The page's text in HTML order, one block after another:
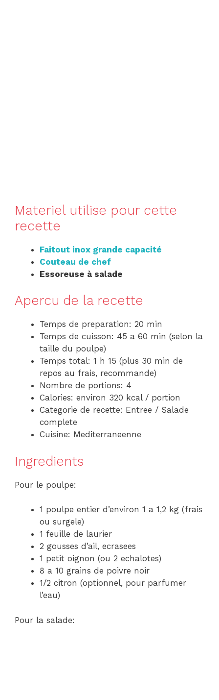
Materiel utilise pour cette
recette
Faitout inox grande capacité
Couteau de chef
Essoreuse à salade
Apercu de la recette
Temps de preparation: 20 min
Temps de cuisson: 45 a 60 min (selon la
taille du poulpe)
Temps total: 1 h 15 (plus 30 min de
repos au frais, recommande)
Nombre de portions: 4
Calories: environ 320 kcal / portion
Categorie de recette: Entree / Salade
complete
Cuisine: Mediterraneenne
Ingredients
Pour le poulpe:
1 poulpe entier d’environ 1 a 1,2 kg (frais
ou surgele)
1 feuille de laurier
2 gousses d’ail, ecrasees
1 petit oignon (ou 2 echalotes)
8 a 10 grains de poivre noir
1/2 citron (optionnel, pour parfumer
l’eau)
Pour la salade: